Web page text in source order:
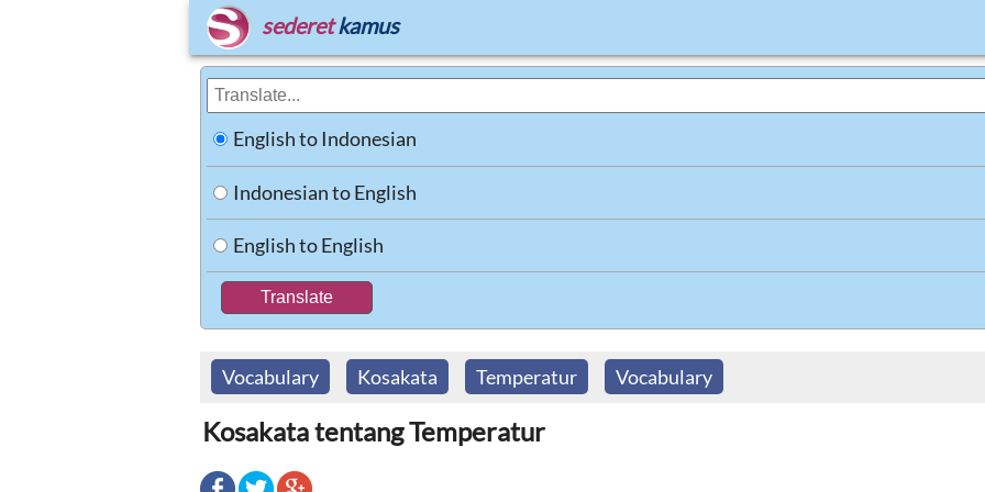
sederet kamus
English to Indonesian
Indonesian to English
English to English
Vocabulary Kosakata Temperatur Vocabulary
Kosakata tentang Temperatur